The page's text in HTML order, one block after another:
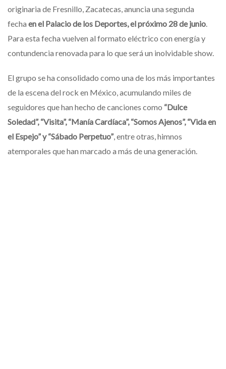
originaria de Fresnillo, Zacatecas, anuncia una segunda
fecha en el Palacio de los Deportes, el próximo 28 de junio.
Para esta fecha vuelven al formato eléctrico con energía y
contundencia renovada para lo que será un inolvidable show.
El grupo se ha consolidado como una de los más importantes
de la escena del rock en México, acumulando miles de
seguidores que han hecho de canciones como “Dulce
Soledad”, “Visita”, “Manía Cardíaca”, “Somos Ajenos”, “Vida en
el Espejo” y “Sábado Perpetuo”, entre otras, himnos
atemporales que han marcado a más de una generación.